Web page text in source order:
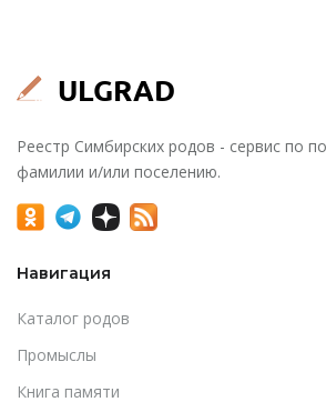
Реестр Симбирских родов - сервис по
фамилии и/или поселению.
Навигация
Каталог родов
Промыслы
Книга памяти